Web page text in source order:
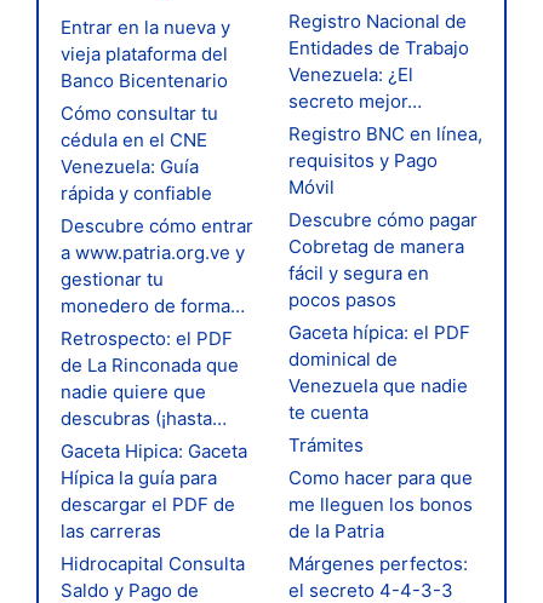
Entrar en la nueva y
vieja plataforma del
Banco Bicentenario
Cómo consultar tu
cédula en el CNE
Venezuela: Guía
rápida y confiable
Descubre cómo entrar
a www.patria.org.ve y
gestionar tu
monedero de forma…
Retrospecto: el PDF
de La Rinconada que
nadie quiere que
descubras (¡hasta…
Gaceta Hipica: Gaceta
Hípica la guía para
descargar el PDF de
las carreras
Hidrocapital Consulta
Saldo y Pago de
Registro Nacional de
Entidades de Trabajo
Venezuela: ¿El
secreto mejor…
Registro BNC en línea,
requisitos y Pago
Móvil
Descubre cómo pagar
Cobretag de manera
fácil y segura en
pocos pasos
Gaceta hípica: el PDF
dominical de
Venezuela que nadie
te cuenta
Trámites
Como hacer para que
me lleguen los bonos
de la Patria
Márgenes perfectos:
el secreto 4-4-3-3